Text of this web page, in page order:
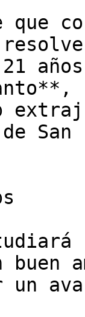
que
San
buen
un